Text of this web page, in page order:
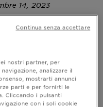
14, 2023
possiamo dire al mondo
nostri capelli,
coprire i capelli
commercio, troviamo
la chioma coitoni
nostri partner, per
analizzare il
mostrarti annunci
parti e per fornirti le
Cliccando i pulsanti
con i soli cookie
Continua senza accettare